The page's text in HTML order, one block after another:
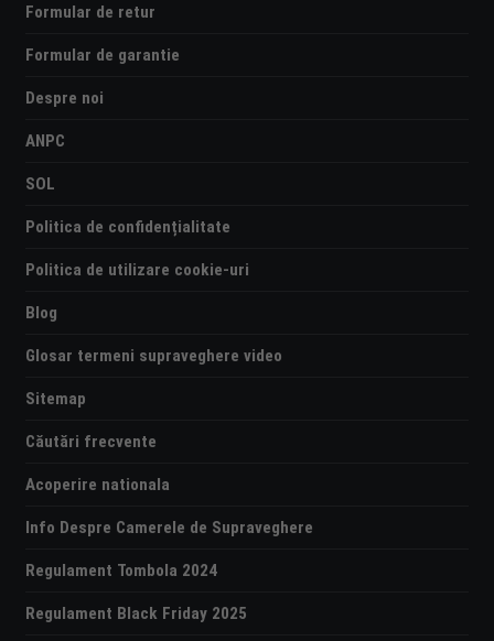
Formular de retur
Formular de garantie
Despre noi
ANPC
SOL
Politica de confidențialitate
Politica de utilizare cookie-uri
Blog
Glosar termeni supraveghere video
Sitemap
Căutări frecvente
Acoperire nationala
Info Despre Camerele de Supraveghere
Regulament Tombola 2024
Regulament Black Friday 2025